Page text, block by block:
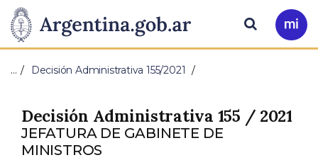
Presidencia
de
Nación
Pasar al contenido principal
Ir
a
Buscar
… Decisión Administrativa 155/2021
Decisión Administrativa 155 / 2021
JEFATURA DE GABINETE DE
MINISTROS